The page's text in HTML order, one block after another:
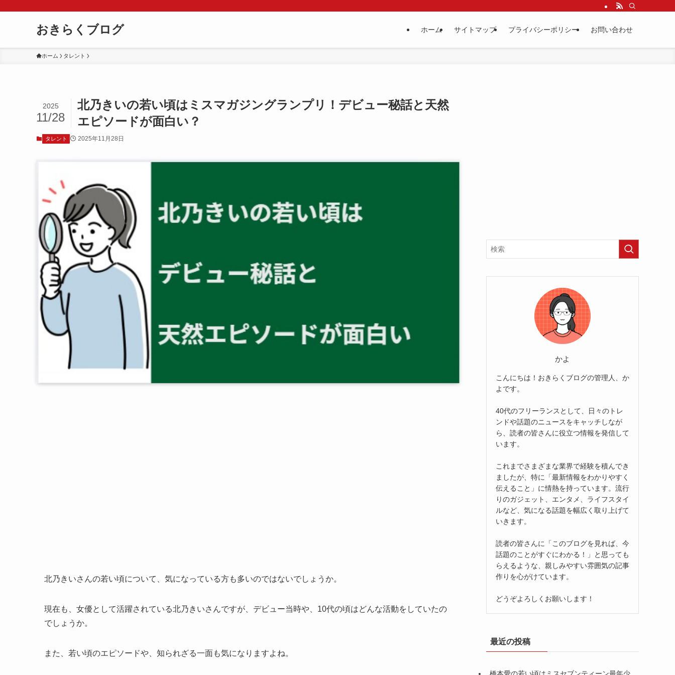
おきらくブログ ホーム サイトマップ プライバシーポリシー お問い合わせ
ホーム タレント
北乃きいの若い頃はミスマガジングランプリ！デビュー秘話と天然
エピソードが面白い？
2025
11/28
タレント 2025年11月28日
北乃きいさんの若い頃について、気になっている方も多いのではないでしょうか。
現在も、女優として活躍されている北乃きいさんですが、デビュー当時や、10代の頃はどんな活動をしていたの
でしょうか。
また、若い頃のエピソードや、知られざる一面も気になりますよね。
かよ
こんにちは！おきらくブログの管理人、か
よです。
40代のフリーランスとして、日々のトレ
ンドや話題のニュースをキャッチしなが
ら、読者の皆さんに役立つ情報を発信して
います。
これまでさまざまな業界で経験を積んでき
ましたが、特に「最新情報をわかりやすく
伝えること」に情熱を持っています。流行
りのガジェット、エンタメ、ライフスタイ
ルなど、気になる話題を幅広く取り上げて
いきます。
読者の皆さんに「このブログを見れば、今
話題のことがすぐにわかる！」と思っても
らえるような、親しみやすい雰囲気の記事
作りを心がけています。
どうぞよろしくお願いします！
最近の投稿